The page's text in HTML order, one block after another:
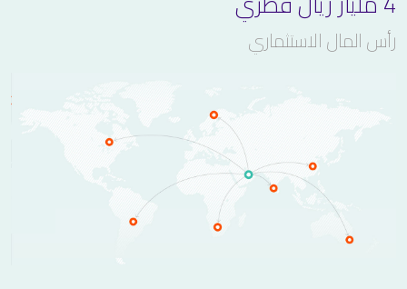
رأس المال الاستثماري